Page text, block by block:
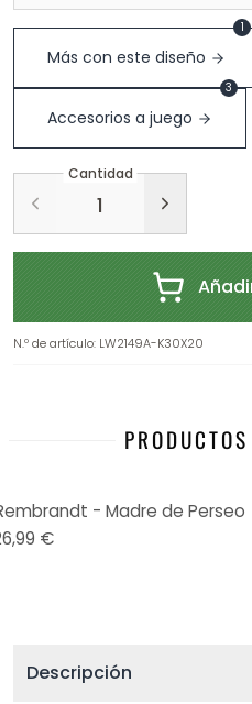
Más con este diseño
1
Accesorios a juego
3
Cantidad
N.º de artículo: LW2149A-K30X20
- Madre de Perseo
€
Descripción